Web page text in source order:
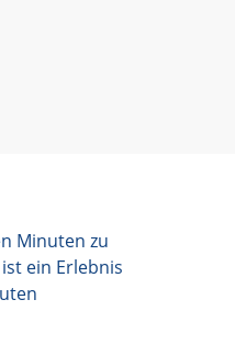
Minuten zu
ein Erlebnis